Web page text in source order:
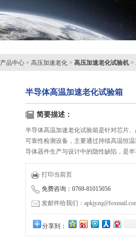
产品中心 > 高压加速老化 > 高压加速老化试验机>
半导体高温加速老化试验箱
简要描述：
半导体高温加速老化试验箱是针对芯片
可靠性检测设备，主要通过持续高温恒
导体器件生产与设计中的隐性缺陷，是
证的核心设备。
打印当前页
免费咨询：0769-81015056
发邮件给我们：
分享到：